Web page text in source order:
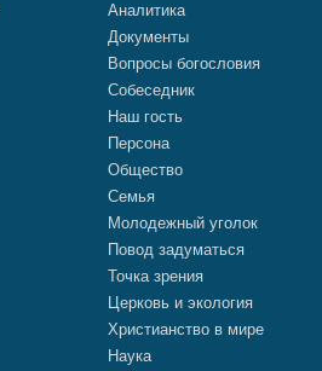
Аналитика
Документы
Вопросы богословия
Собеседник
Наш гость
Персона
Общество
Семья
Молодежный уголок
Повод задуматься
Точка зрения
Церковь и экология
Христианство в мире
Наука